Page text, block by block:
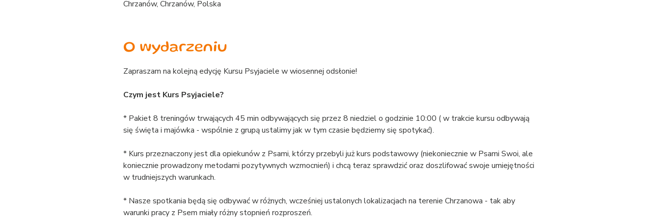
Chrzanów, Chrzanów, Polska
O wydarzeniu
Zapraszam na kolejną edycję Kursu Psyjaciele w wiosennej odsłonie!
Czym jest Kurs Psyjaciele?
* Pakiet 8 treningów trwających 45 min odbywających się przez 8 niedziel o godzinie 10:00 ( w trakcie kursu odbywają
się święta i majówka - wspólnie z grupą ustalimy jak w tym czasie będziemy się spotykać).
* Kurs przeznaczony jest dla opiekunów z Psami, którzy przebyli już kurs podstawowy (niekoniecznie w Psami Swoi, ale
koniecznie prowadzony metodami pozytywnych wzmocnień) i chcą teraz sprawdzić oraz doszlifować swoje umiejętności
w trudniejszych warunkach.
* Nasze spotkania będą się odbywać w różnych, wcześniej ustalonych lokalizacjach na terenie Chrzanowa - tak aby
warunki pracy z Psem miały różny stopnień rozproszeń.